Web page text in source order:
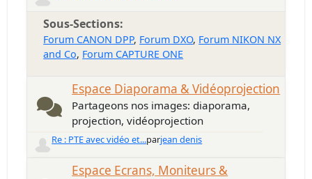
Sous-Sections
Forum CANON DPP Forum DXO Forum NIKON NX
and Co Forum CAPTURE ONE
Espace Diaporama & Vidéoprojection
Partageons nos images: diaporama,
projection, vidéoprojection
Re : PTE avec vidéo et...parjean denis
Espace Ecrans, Moniteurs &